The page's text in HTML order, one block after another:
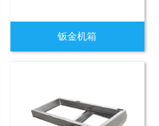
钣金机箱